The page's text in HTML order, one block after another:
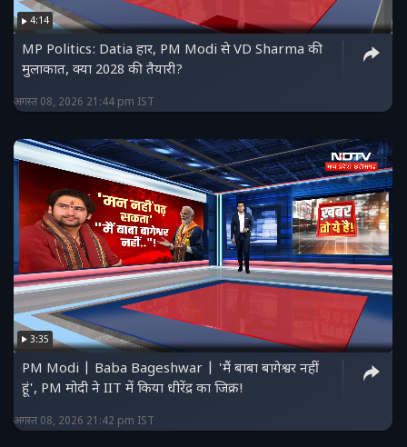
4:14
MP Politics: Datia हार, PM Modi से VD Sharma की
मुलाकात, क्या 2028 की तैयारी?
अगस्त 08, 2026 21:44 pm IST
3:35
PM Modi | Baba Bageshwar | 'मैं बाबा बागेश्वर नहीं
हूं', PM मोदी ने IIT में किया धीरेंद्र का जिक्र!
अगस्त 08, 2026 21:42 pm IST